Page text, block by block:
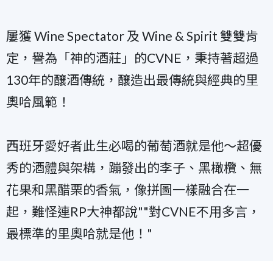
屢獲 Wine Spectator 及 Wine & Spirit 雙雙肯
定，譽為「神的酒莊」的CVNE，秉持著超過
130年的釀酒傳統，釀造出最傳統與經典的里
奧哈風範！
西班牙愛好者此生必喝的葡萄酒就是他～超優
秀的酒體與架構，蹦發出的李子、黑橄欖、無
花果和黑醋栗的香氣，像拼圖一樣融合在一
起，難怪連RP大神都說""對CVNE不用多言，
最標準的里奧哈就是他！"